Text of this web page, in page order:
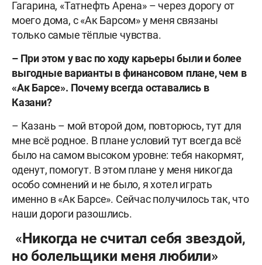
Гагарина, «Татнефть Арена» – через дорогу от
моего дома, с «Ак Барсом» у меня связаны
только самые тёплые чувства.
– При этом у вас по ходу карьеры были и более
выгодные варианты в финансовом плане, чем в
«Ак Барсе». Почему всегда оставались в
Казани?
– Казань – мой второй дом, повторюсь, тут для
мне всё родное. В плане условий тут всегда всё
было на самом высоком уровне: тебя накормят,
оденут, помогут. В этом плане у меня никогда
особо сомнений и не было, я хотел играть
именно в «Ак Барсе». Сейчас получилось так, что
наши дороги разошлись.
«Никогда не считал себя звездой,
но болельщики меня любили»